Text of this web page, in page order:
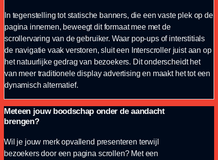
In tegenstelling tot statische banners, die een vaste plek op de
pagina innemen, beweegt dit formaat mee met de
scrollervaring van de gebruiker. Waar pop-ups of interstitials
de navigatie vaak verstoren, sluit een Interscroller juist aan op
het natuurlijke gedrag van bezoekers. Dit onderscheidt het
van meer traditionele display advertising en maakt het tot een
dynamisch alternatief.
Meteen jouw boodschap onder de aandacht
brengen?
Wil je jouw merk opvallend presenteren terwijl
bezoekers door een pagina scrollen? Met een